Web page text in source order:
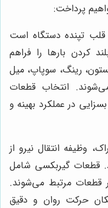
پرداخت:
قلب تپنده دستگاه است
کردن بارها را فراهم
رینگ، سوپاپ، میل
انتخاب قطعات
در عملکرد بهینه و
وظیفه انتقال نیرو از
قطعات گیربکسی شامل
قطعات مرتبط می‌شوند.
حرکت روان و دقیق